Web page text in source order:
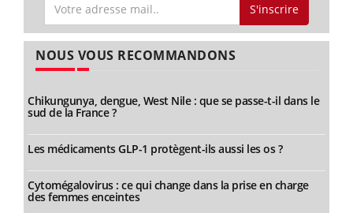
S'inscrire
NOUS VOUS RECOMMANDONS
Chikungunya, dengue, West Nile : que se passe-t-il dans le
sud de la France ?
Les médicaments GLP-1 protègent-ils aussi les os ?
Cytomégalovirus : ce qui change dans la prise en charge
des femmes enceintes